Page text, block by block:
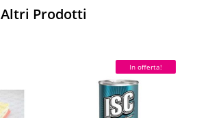
Altri Prodotti
In offerta!